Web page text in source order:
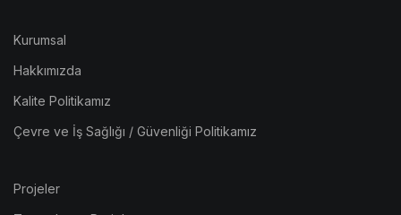
Kurumsal
Hakkımızda
Kalite Politikamız
Çevre ve İş Sağlığı / Güvenliği Politikamız
Projeler